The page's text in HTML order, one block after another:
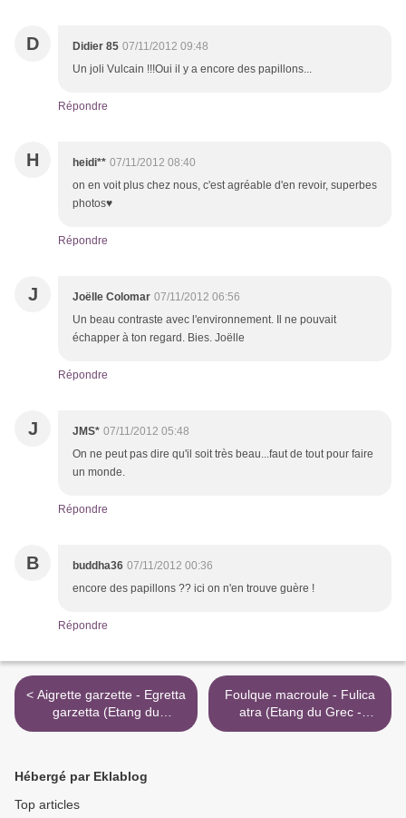
D Didier 85 07/11/2012 09:48
Un joli Vulcain !!!Oui il y a encore des papillons...
Répondre
H heidi** 07/11/2012 08:40
on en voit plus chez nous, c'est agréable d'en revoir, superbes
photos♥
Répondre
J Joëlle Colomar 07/11/2012 06:56
Un beau contraste avec l'environnement. Il ne pouvait
échapper à ton regard. Bies. Joëlle
Répondre
J JMS* 07/11/2012 05:48
On ne peut pas dire qu'il soit très beau...faut de tout pour faire
un monde.
Répondre
B buddha36 07/11/2012 00:36
encore des papillons ?? ici on n'en trouve guère !
Répondre
< Aigrette garzette - Egretta
garzetta (Etang du
Prévost)...
Foulque macroule - Fulica
atra (Etang du Grec -
Palavas) >
Hébergé par Eklablog
Top articles